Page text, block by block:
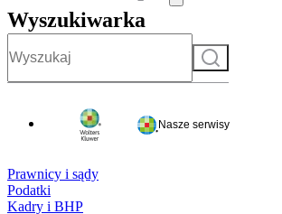
Wyszukiwarka
Szukaj
Nasze serwisy
Prawnicy i sądy
Podatki
Kadry i BHP